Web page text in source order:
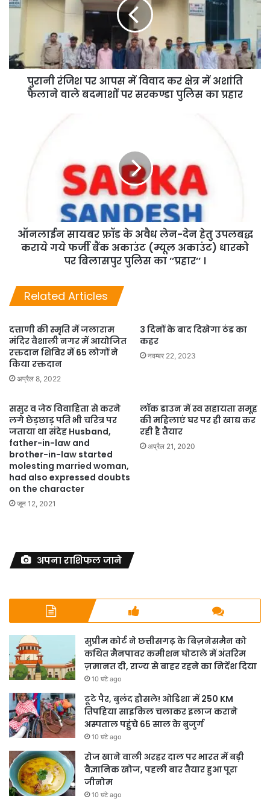
पुरानी रंजिश पर आपस में विवाद कर क्षेत्र में अशांति
फैलाने वाले बदमाशों पर सरकण्डा पुलिस का प्रहार
ऑनलाईन सायबर फ्रॉड के अवैध लेन-देन हेतु उपलबद्ध
कराये गये फर्जी बैंक अकाउंट (म्यूल अकाउंट) धारको
पर बिलासपुर पुलिस का ’’प्रहार’’ ।
Related Articles
दत्ताणी की स्मृति में जलाराम
मंदिर वैशाली नगर में आयोजित
रक्तदान शिविर में 65 लोगों ने
किया रक्तदान
अप्रैल 8, 2022
3 दिनों के बाद दिखेगा ठंड का
कहर
नवम्बर 22, 2023
ससुर व जेठ विवाहिता से करने
लगे छेड़छाड़ पति भी चरित्र पर
जताया था संदेह Husband,
father-in-law and
brother-in-law started
molesting married woman,
had also expressed doubts
on the character
जून 12, 2021
लॉक डाउन में स्व सहायता समूह
की महिलाएं घर पर ही खाद्य कर
रही है तैयार
अप्रैल 21, 2020
अपना राशिफल जाने
सुप्रीम कोर्ट ने छत्तीसगढ़ के बिज़नेसमैन को
कथित मैनपावर कमीशन घोटाले में अंतरिम
ज़मानत दी, राज्य से बाहर रहने का निर्देश दिया
10 घंटे ago
टूटे पैर, बुलंद हौसले! ओडिशा में 250 KM
तिपहिया साइकिल चलाकर इलाज कराने
अस्पताल पहुंचे 65 साल के बुजुर्ग
10 घंटे ago
रोज खाने वाली अरहर दाल पर भारत में बड़ी
वैज्ञानिक खोज, पहली बार तैयार हुआ पूरा
जीनोम
10 घंटे ago